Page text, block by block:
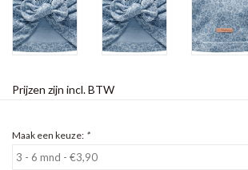
Prijzen zijn incl. BTW
Maak een keuze: *